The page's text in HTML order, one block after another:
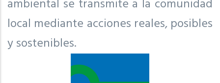
ambiental se transmite a la comunidad
local mediante acciones reales, posibles
y sostenibles.